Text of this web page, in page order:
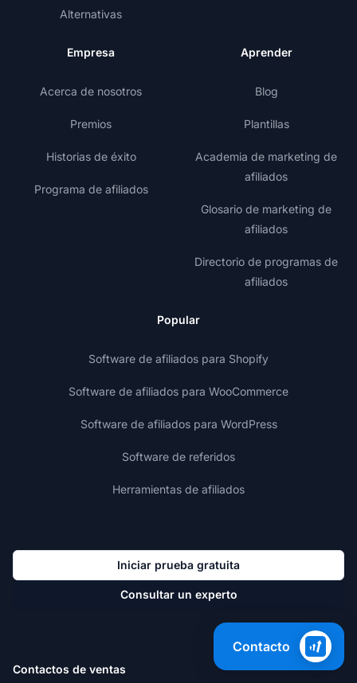
Alternativas
Empresa
Acerca de nosotros
Premios
Historias de éxito
Programa de afiliados
Aprender
Blog
Plantillas
Academia de marketing de
afiliados
Glosario de marketing de
afiliados
Directorio de programas de
afiliados
Popular
Software de afiliados para Shopify
Software de afiliados para WooCommerce
Software de afiliados para WordPress
Software de referidos
Herramientas de afiliados
Iniciar prueba gratuita
Consultar un experto
Contactos de ventas
Contacto